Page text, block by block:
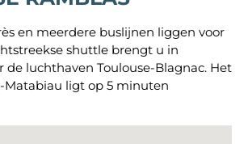
en meerdere buslijnen liggen voor
shuttle brengt u in
luchthaven Toulouse‑Blagnac. Het
ligt op 5 minuten